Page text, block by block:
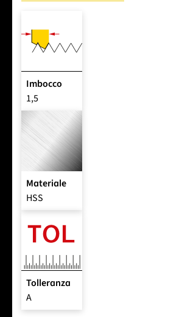
Imbocco
1,5
Materiale
HSS
Tolleranza
A